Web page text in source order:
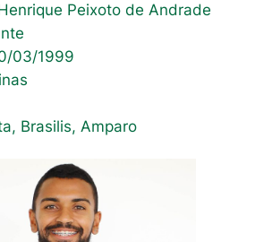
Peixoto de Andrade
03/1999
Brasilis, Amparo